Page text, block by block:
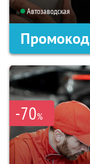
Автозаводская
Промокод
-70%